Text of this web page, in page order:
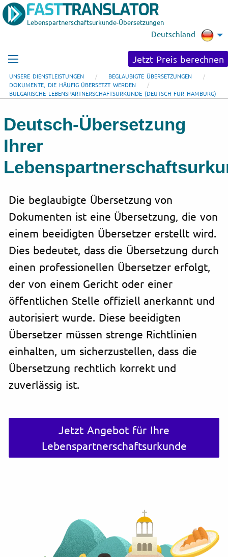
Lebenspartnerschaftsurkunde-Übersetzungen
Deutschland
Jetzt Preis berechnen
UNSERE DIENSTLEISTUNGEN
BEGLAUBIGTE ÜBERSETZUNGEN
DOKUMENTE, DIE HÄUFIG ÜBERSETZT WERDEN
BULGARISCHE LEBENSPARTNERSCHAFTSURKUNDE (DEUTSCH FÜR HAMBURG)
Deutsch-Übersetzung
Ihrer
Die beglaubigte Übersetzung von
Dokumenten ist eine Übersetzung, die von
einem beeidigten Übersetzer erstellt wird.
Dies bedeutet, dass die Übersetzung durch
einen professionellen Übersetzer erfolgt,
der von einem Gericht oder einer
öffentlichen Stelle offiziell anerkannt und
autorisiert wurde. Diese beeidigten
Übersetzer müssen strenge Richtlinien
einhalten, um sicherzustellen, dass die
Übersetzung rechtlich korrekt und
zuverlässig ist.
Jetzt Angebot für Ihre
Lebenspartnerschaftsurkunde